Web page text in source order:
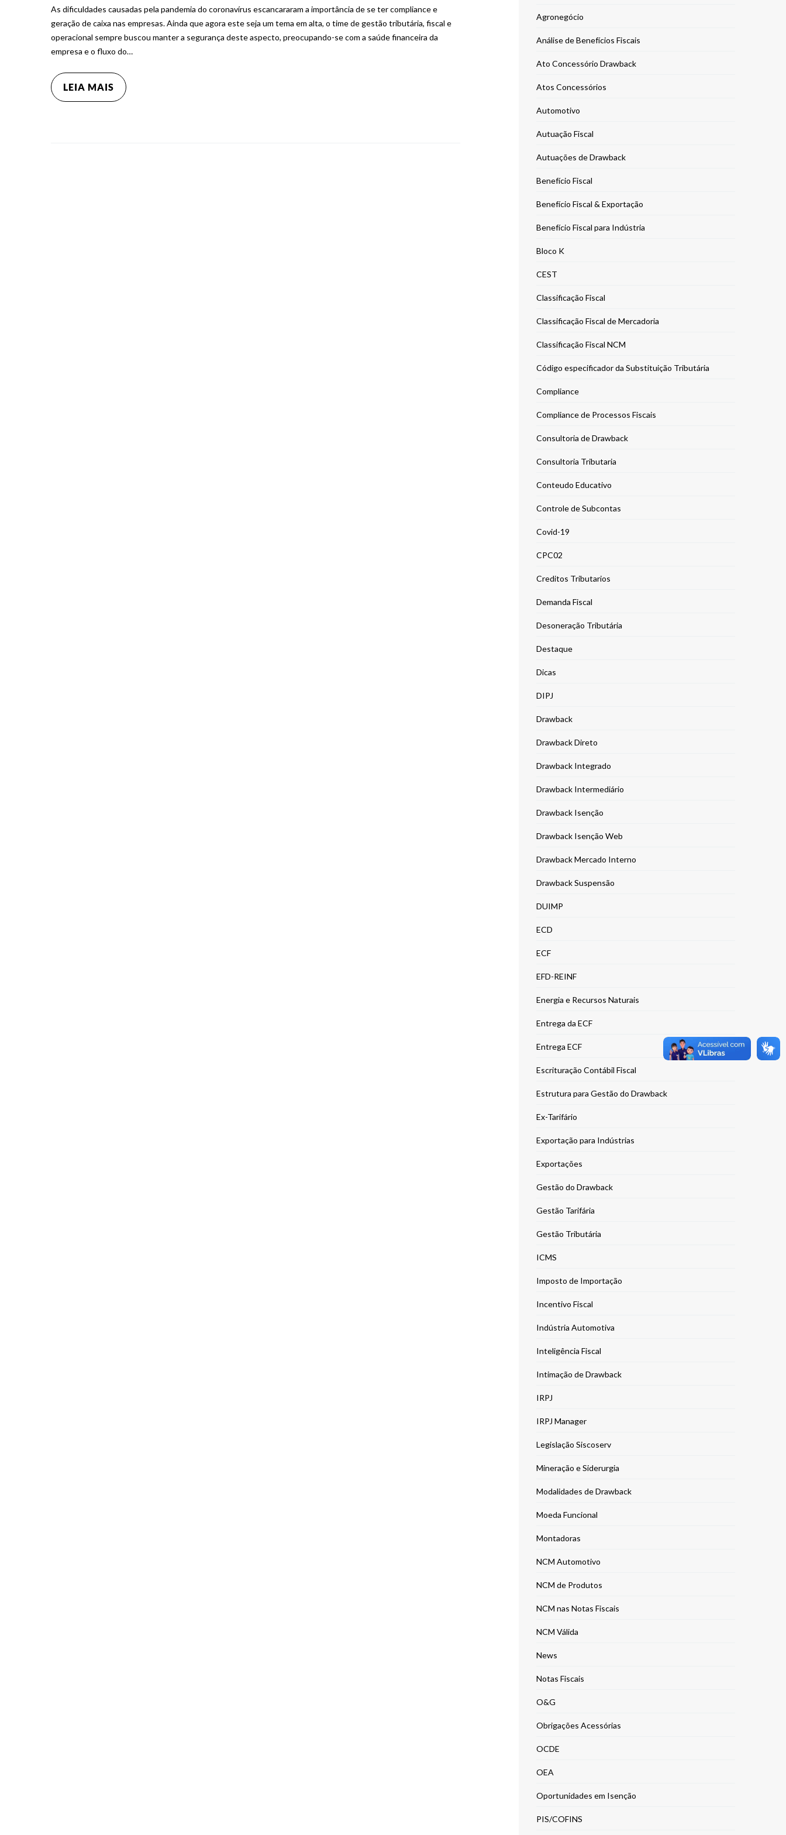
As dificuldades causadas pela pandemia do coronavírus escancararam a importância de se ter compliance e
geração de caixa nas empresas. Ainda que agora este seja um tema em alta, o time de gestão tributária, fiscal e
operacional sempre buscou manter a segurança deste aspecto, preocupando-se com a saúde financeira da
empresa e o fluxo do…
LEIA MAIS
Agronegócio
Análise de Benefícios Fiscais
Ato Concessório Drawback
Atos Concessórios
Automotivo
Autuação Fiscal
Autuações de Drawback
Benefício Fiscal
Benefício Fiscal & Exportação
Benefício Fiscal para Indústria
Bloco K
CEST
Classificação Fiscal
Classificação Fiscal de Mercadoria
Classificação Fiscal NCM
Código especificador da Substituição Tributária
Compliance
Compliance de Processos Fiscais
Consultoria de Drawback
Consultoria Tributaria
Conteudo Educativo
Controle de Subcontas
Covid-19
CPC02
Creditos Tributarios
Demanda Fiscal
Desoneração Tributária
Destaque
Dicas
DIPJ
Drawback
Drawback Direto
Drawback Integrado
Drawback Intermediário
Drawback Isenção
Drawback Isenção Web
Drawback Mercado Interno
Drawback Suspensão
DUIMP
ECD
ECF
EFD-REINF
Energia e Recursos Naturais
Entrega da ECF
Entrega ECF
Escrituração Contábil Fiscal
Estrutura para Gestão do Drawback
Ex-Tarifário
Exportação para Indústrias
Exportações
Gestão do Drawback
Gestão Tarifária
Gestão Tributária
ICMS
Imposto de Importação
Incentivo Fiscal
Indústria Automotiva
Inteligência Fiscal
Intimação de Drawback
IRPJ
IRPJ Manager
Legislação Siscoserv
Mineração e Siderurgia
Modalidades de Drawback
Moeda Funcional
Montadoras
NCM Automotivo
NCM de Produtos
NCM nas Notas Fiscais
NCM Válida
News
Notas Fiscais
O&G
Obrigações Acessórias
OCDE
OEA
Oportunidades em Isenção
PIS/COFINS